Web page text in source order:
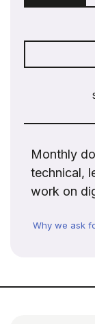
Monthly
technical,
work on
Why we ask